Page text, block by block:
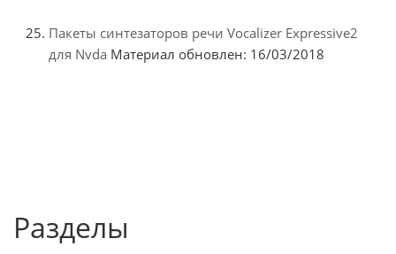
Пакеты синтезаторов речи Vocalizer Expressive2
для Nvda Материал обновлен: 16/03/2018
Разделы